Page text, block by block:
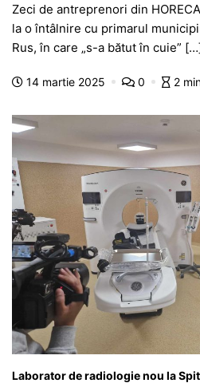
c
e
b
o
o
k
at
s
A
p
s
s
e
g
er
itt
er
e
gr
a
m
Zeci de antreprenori din
la o întâlnire cu primarul
Rus, în care „s-a bătut în cuie”
14 martie 2025 0 2
Laborator de radiologie nou la